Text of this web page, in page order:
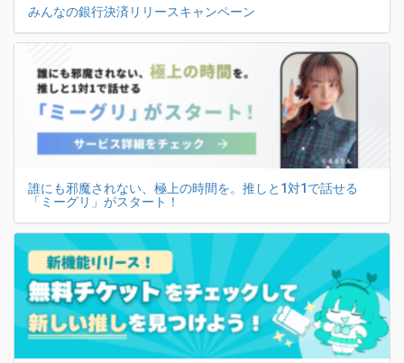
みんなの銀行決済リリースキャンペーン
誰にも邪魔されない、極上の時間を。推しと1対1で話せる
「ミーグリ」がスタート！